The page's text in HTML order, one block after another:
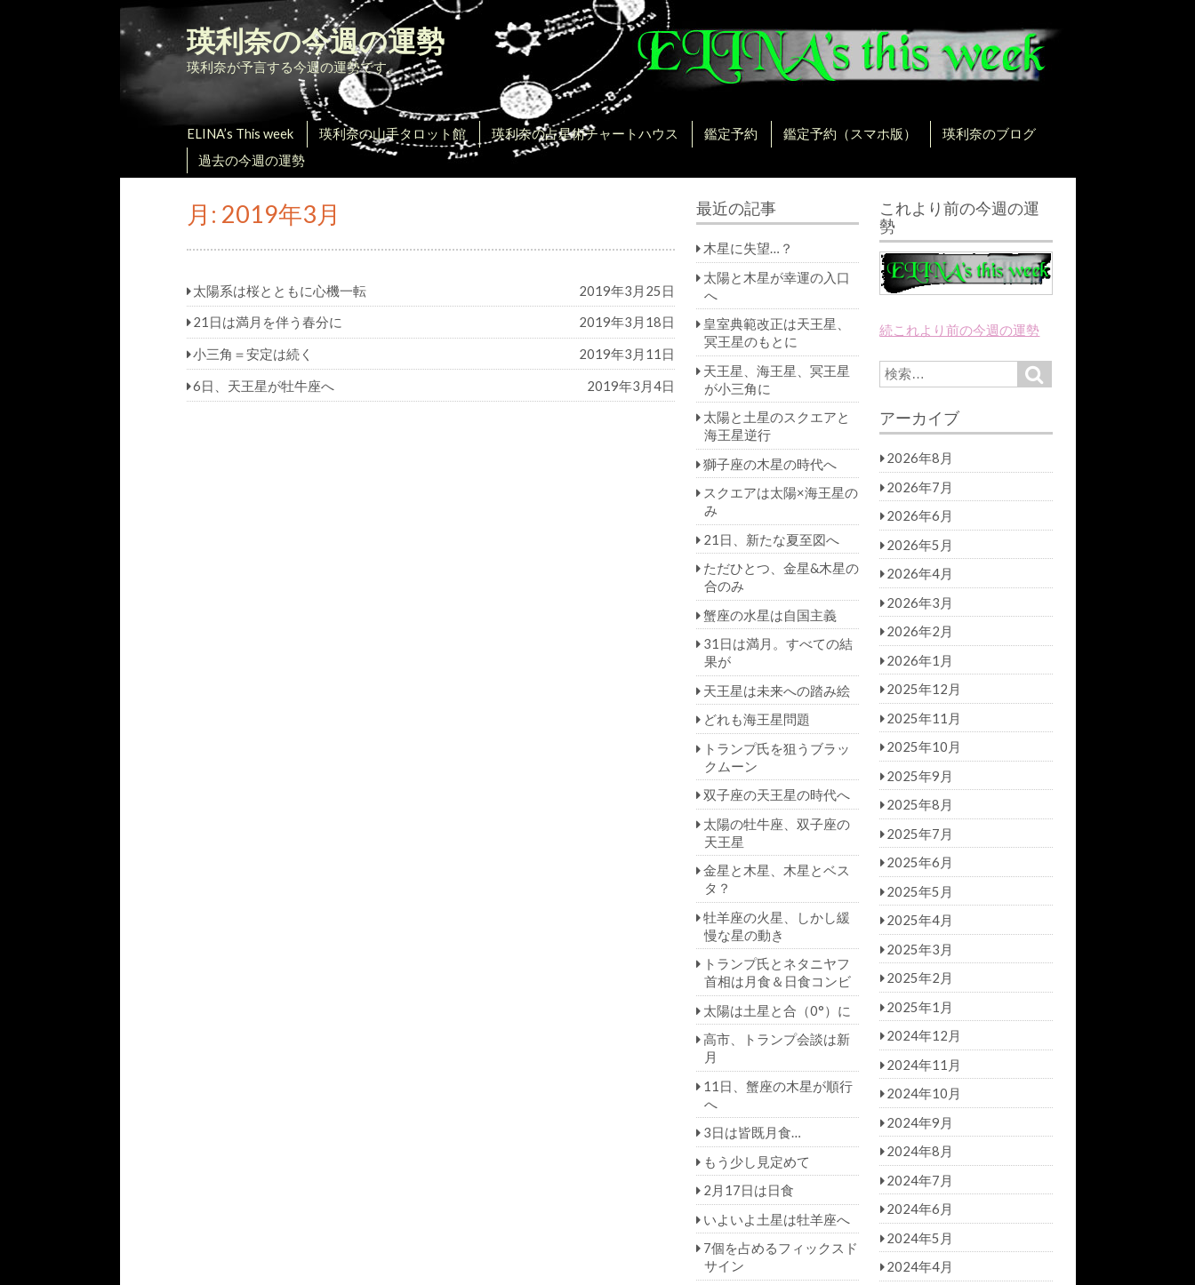
瑛利奈の今週の運勢
瑛利奈が予言する今週の運勢です。
ELINA’s This week 瑛利奈の山手タロット館 瑛利奈の占星術チャートハウス 鑑定予約 鑑定予約（スマホ版）
瑛利奈のブログ
過去の今週の運勢
月: 2019年3月
太陽系は桜とともに心機一転
2019年3月25日
21日は満月を伴う春分に
2019年3月18日
小三角＝安定は続く
2019年3月11日
6日、天王星が牡牛座へ
2019年3月4日
最近の記事
木星に失望…？
太陽と木星が幸運の入口
へ
皇室典範改正は天王星、
冥王星のもとに
天王星、海王星、冥王星
が小三角に
太陽と土星のスクエアと
海王星逆行
獅子座の木星の時代へ
スクエアは太陽×海王星の
み
21日、新たな夏至図へ
ただひとつ、金星&木星の
合のみ
蟹座の水星は自国主義
31日は満月。すべての結
果が
天王星は未来への踏み絵
どれも海王星問題
トランプ氏を狙うブラッ
クムーン
双子座の天王星の時代へ
太陽の牡牛座、双子座の
天王星
金星と木星、木星とベス
タ？
牡羊座の火星、しかし緩
慢な星の動き
トランプ氏とネタニヤフ
首相は月食＆日食コンビ
太陽は土星と合（0°）に
高市、トランプ会談は新
月
11日、蟹座の木星が順行
へ
3日は皆既月食…
もう少し見定めて
2月17日は日食
いよいよ土星は牡羊座へ
7個を占めるフィックスド
サイン
これより前の今週の運
勢
続これより前の今週の運勢
S
e
r
c
h
f
o
r:
h
アーカイブ
2026年8月
2026年7月
2026年6月
2026年5月
2026年4月
2026年3月
2026年2月
2026年1月
2025年12月
2025年11月
2025年10月
2025年9月
2025年8月
2025年7月
2025年6月
2025年5月
2025年4月
2025年3月
2025年2月
2025年1月
2024年12月
2024年11月
2024年10月
2024年9月
2024年8月
2024年7月
2024年6月
2024年5月
2024年4月